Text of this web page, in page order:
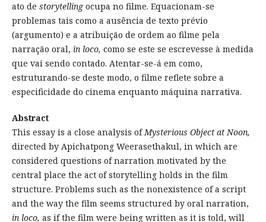
ato de storytellingocupa no filme. Equacionam-se
problemas tais como a ausência de texto prévio
(argumento) e a atribuição de ordem ao filme pela
narração oral, in loco, como se este se escrevesse à medida
que vai sendo contado. Atentar-se-á em como,
estruturando-se deste modo, o filme reflete sobre a
especificidade do cinema enquanto máquina narrativa.
Abstract
This essay is a close analysis ofMysterious Object at Noon,
directed by Apichatpong Weerasethakul, in which are
considered questions of narration motivated by the
central place the act of storytelling holds in the film
structure. Problems such as the nonexistence of a script
and the way the film seems structured by oral narration,
in loco, as if the film were being written as it is told, will